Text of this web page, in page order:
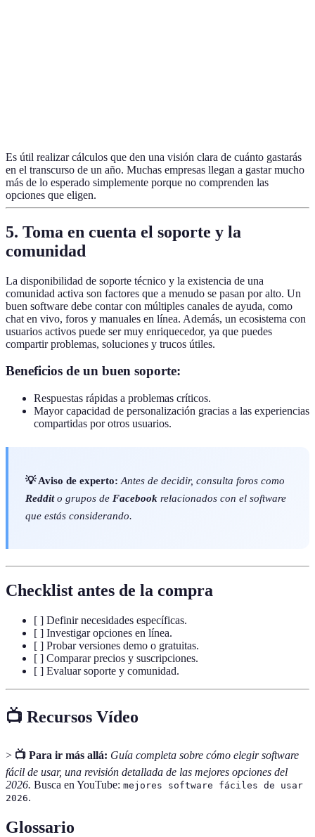
Es útil realizar cálculos que den una visión clara de cuánto gastarás
en el transcurso de un año. Muchas empresas llegan a gastar mucho
más de lo esperado simplemente porque no comprenden las
opciones que eligen.
5. Toma en cuenta el soporte y la
comunidad
La disponibilidad de soporte técnico y la existencia de una
comunidad activa son factores que a menudo se pasan por alto. Un
buen software debe contar con múltiples canales de ayuda, como
chat en vivo, foros y manuales en línea. Además, un ecosistema con
usuarios activos puede ser muy enriquecedor, ya que puedes
compartir problemas, soluciones y trucos útiles.
Beneficios de un buen soporte:
Respuestas rápidas a problemas críticos.
Mayor capacidad de personalización gracias a las experiencias
compartidas por otros usuarios.
💡 Aviso de experto: Antes de decidir, consulta foros como
Reddito grupos de Facebook relacionados con el software
que estás considerando.
Checklist antes de la compra
[ ] Definir necesidades específicas.
[ ] Investigar opciones en línea.
[ ] Probar versiones demo o gratuitas.
[ ] Comparar precios y suscripciones.
[ ] Evaluar soporte y comunidad.
📺 Recursos Vídeo
> 📺 Para ir más allá: Guía completa sobre cómo elegir software
fácil de usar, una revisión detallada de las mejores opciones del
2026. Busca en YouTube: mejores software fáciles de usar
2026.
Glossario